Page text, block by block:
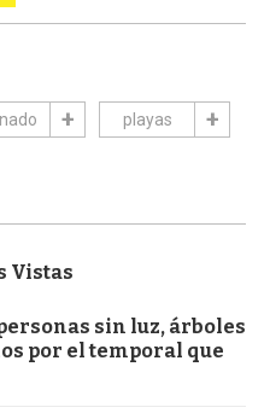
playas
Vistas
sin luz, árboles
por el temporal que